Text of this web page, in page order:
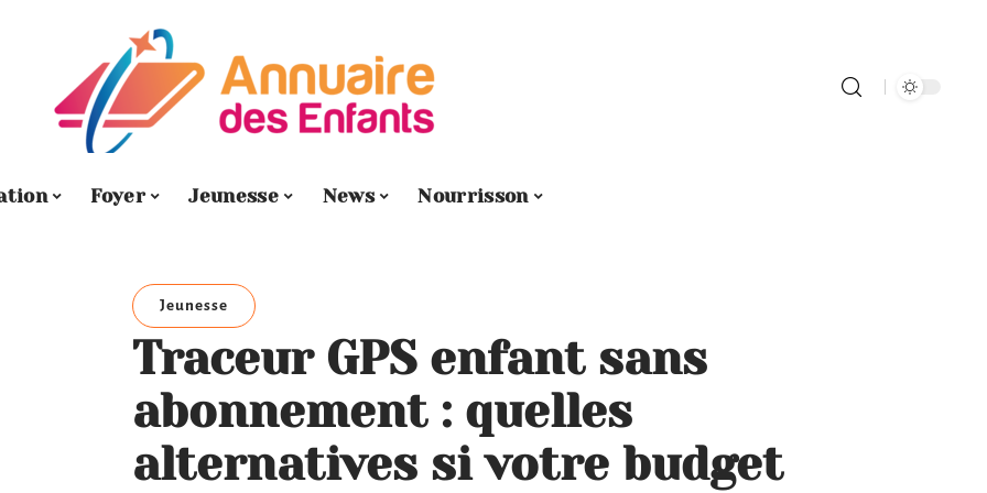
Foyer Jeunesse News Nourrisson
Jeunesse
Traceur GPS enfant sans
abonnement : quelles
alternatives si votre budget